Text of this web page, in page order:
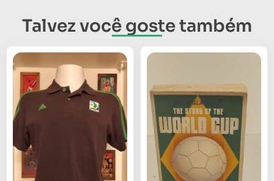
Talvez você goste também